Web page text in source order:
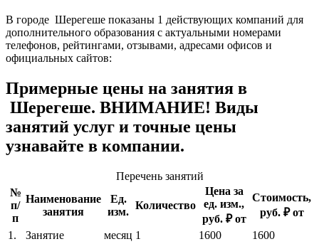
В городе Шерегеше показаны 1 действующих компаний для
дополнительного образования с актуальными номерами
телефонов, рейтингами, отзывами, адресами офисов и
официальных сайтов:
Примерные цены на занятия в
Шерегеше. ВНИМАНИЕ! Виды
занятий услуг и точные цены
узнавайте в компании.
Перечень занятий
№
п/
п
Наименование
занятия
Ед.
изм.
Количество
Цена за
ед. изм.,
руб. ₽ от
Стоимость,
руб. ₽ от
1.
Занятие месяц 1 1600
1600